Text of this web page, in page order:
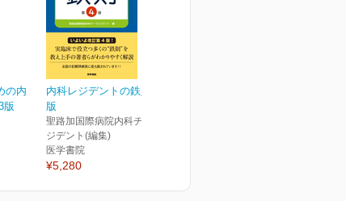
の内
版
内科レジデントの鉄則 第4
版
聖路加国際病院内科チーフレ
ジデント(編集)
医学書院
¥5,280